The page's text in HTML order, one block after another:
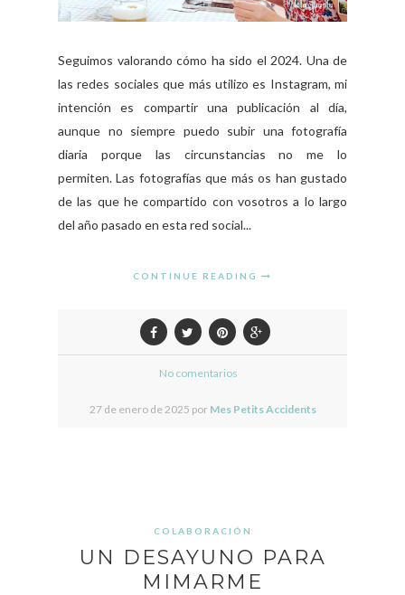
Seguimos valorando cómo ha sido el 2024. Una de
las redes sociales que más utilizo es Instagram, mi
intención es compartir una publicación al día,
aunque no siempre puedo subir una fotografía
diaria porque las circunstancias no me lo
permiten. Las fotografías que más os han gustado
de las que he compartido con vosotros a lo largo
del año pasado en esta red social...
CONTINUE READING
No comentarios
27 de enero de 2025 por Mes Petits Accidents
COLABORACIÓN
UN DESAYUNO PARA
MIMARME